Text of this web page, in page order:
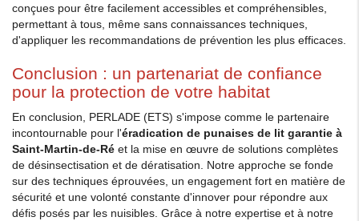
conçues pour être facilement accessibles et compréhensibles,
permettant à tous, même sans connaissances techniques,
d'appliquer les recommandations de prévention les plus efficaces.
Conclusion : un partenariat de confiance
pour la protection de votre habitat
En conclusion, PERLADE (ETS) s'impose comme le partenaire
incontournable pour l'éradication de punaises de lit garantie à
Saint-Martin-de-Ré et la mise en œuvre de solutions complètes
de désinsectisation et de dératisation. Notre approche se fonde
sur des techniques éprouvées, un engagement fort en matière de
sécurité et une volonté constante d'innover pour répondre aux
défis posés par les nuisibles. Grâce à notre expertise et à notre